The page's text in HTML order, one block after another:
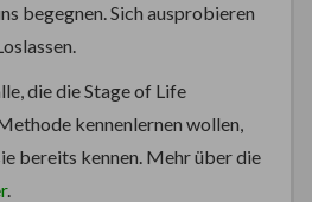
begegnen. Sich ausprobieren
die die Stage of Life
kennenlernen wollen,
bereits kennen. Mehr über die
.